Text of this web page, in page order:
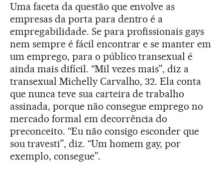
Uma faceta da questão que envolve as
empresas da porta para dentro é a
empregabilidade. Se para profissionais gays
nem sempre é fácil encontrar e se manter em
um emprego, para o público transexual é
ainda mais difícil. “Mil vezes mais”, diz a
transexual Michelly Carvalho, 32. Ela conta
que nunca teve sua carteira de trabalho
assinada, porque não consegue emprego no
mercado formal em decorrência do
preconceito. “Eu não consigo esconder que
sou travesti”, diz. “Um homem gay, por
exemplo, consegue”.